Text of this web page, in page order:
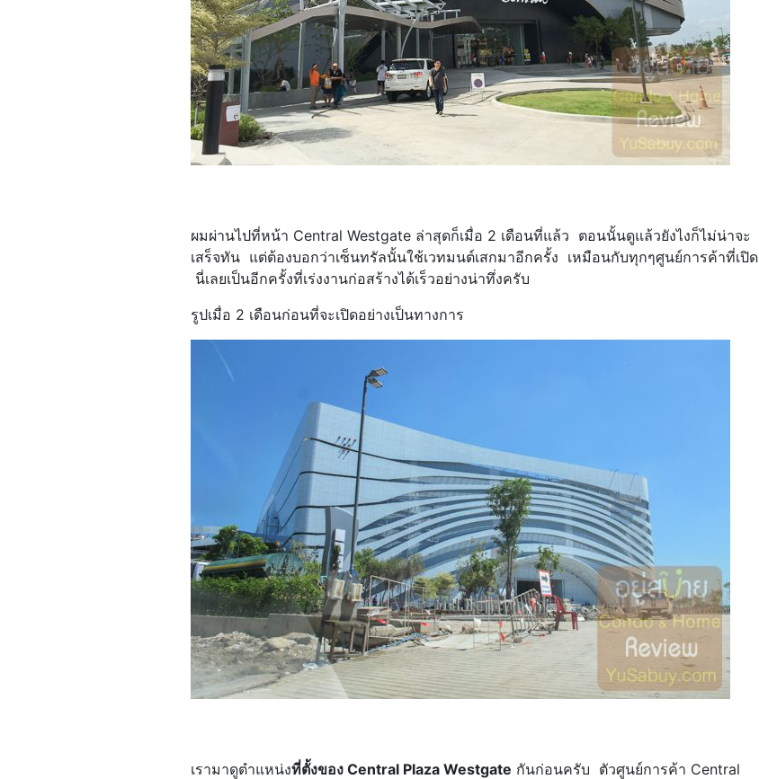
ผมผ่านไปที่หน้า Central Westgate ล่าสุดก็เมื่อ 2 เดือนที่แล้ว ตอนนั้นดูแล้วยังไงก็ไม่น่าจะ
เสร็จทัน แต่ต้องบอกว่าเซ็นทรัลนั้นใช้เวทมนต์เสกมาอีกครั้ง เหมือนกับทุกๆศูนย์การค้าที่เปิด
นี่เลยเป็นอีกครั้งที่เร่งงานก่อสร้างได้เร็วอย่างน่าทึ่งครับ
รูปเมื่อ 2 เดือนก่อนที่จะเปิดอย่างเป็นทางการ
เรามาดูตำแหน่งที่ตั้งของ Central Plaza Westgate กันก่อนครับ ตัวศูนย์การค้า Central